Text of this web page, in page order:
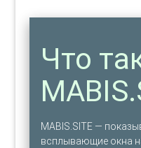
Что
MABIS.SITE —
всплывающие окна